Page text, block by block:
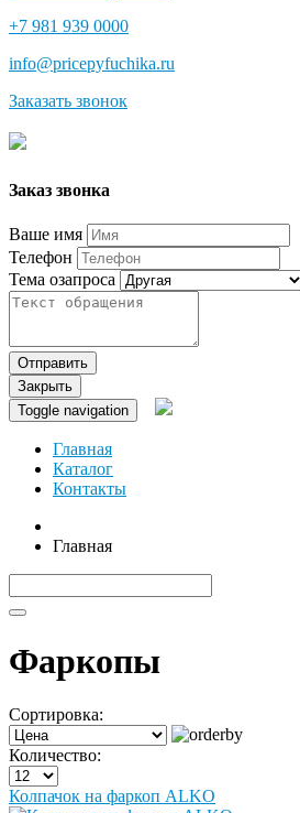
+7 981 939 0000
info@pricepyfuchika.ru
Заказать звонок
Заказ звонка
Ваше имя
Телефон
Тема озапроса
Отправить
Закрыть
Toggle navigation
Главная
Каталог
Контакты
Главная
Фаркопы
Сортировка:
Количество:
Колпачок на фаркоп ALKO